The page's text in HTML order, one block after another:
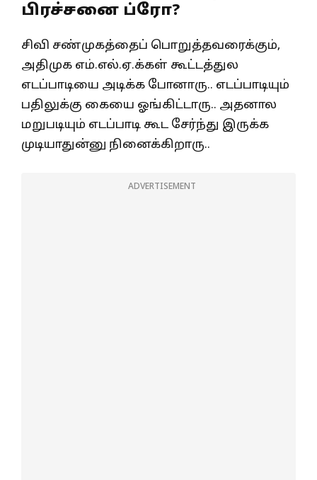
பிரச்சனை ப்ரோ?
சிவி சண்முகத்தைப் பொறுத்தவரைக்கும்,
அதிமுக எம்.எல்.ஏ.க்கள் கூட்டத்துல
எடப்பாடியை அடிக்க போனாரு.. எடப்பாடியும்
பதிலுக்கு கையை ஓங்கிட்டாரு.. அதனால
மறுபடியும் எடப்பாடி கூட சேர்ந்து இருக்க
முடியாதுன்னு நினைக்கிறாரு..
ADVERTISEMENT